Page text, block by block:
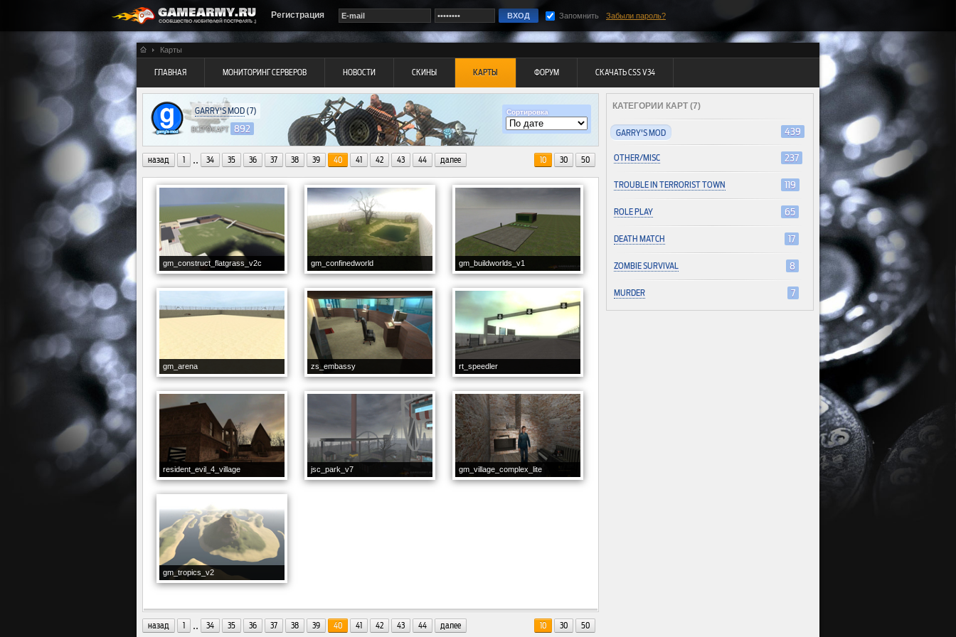
Регистрация Запомнить Забыли пароль?
Карты
ГЛАВНАЯ МОНИТОРИНГ СЕРВЕРОВ НОВОСТИ СКИНЫ КАРТЫ ФОРУМ СКАЧАТЬ CSS V34
GARRY'S MOD (7)
ВСЕГО КАРТ 892
Сортировка
10 30 50
назад 1 .. 34 35 36 37 38 39 40 41 42 43 44 далее
gm_construct_flatgrass_v2c gm_confinedworld gm_buildworlds_v1
gm_arena zs_embassy rt_speedler
resident_evil_4_village jsc_park_v7 gm_village_complex_lite
gm_tropics_v2
10 30 50
назад 1 .. 34 35 36 37 38 39 40 41 42 43 44 далее
КАТЕГОРИИ КАРТ (7)
GARRY'S MOD 439
OTHER/MISC 237
TROUBLE IN TERRORIST TOWN 119
ROLE PLAY 65
DEATH MATCH 17
ZOMBIE SURVIVAL 8
MURDER 7